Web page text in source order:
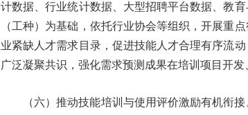
计数据、行业统计数据、大型招聘平台数据、教
（工种）为基础，依托行业协会等组织，开展重
业紧缺人才需求目录，促进技能人才合理有序流
广泛凝聚共识，强化需求预测成果在培训项目开
（六）推动技能培训与使用评价激励有机衔